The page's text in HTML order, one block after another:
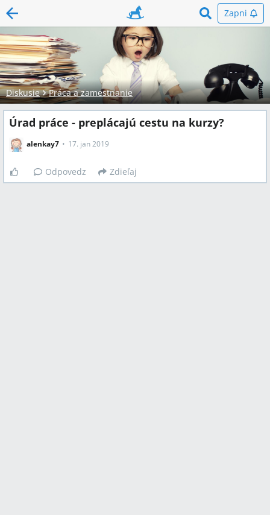
Zapni
Diskusie Práca a zamestnanie
Úrad práce - preplácajú cestu na kurzy?
alenkay7 17. jan 2019
Odpovedz Zdieľaj